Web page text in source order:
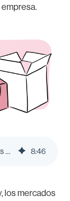
IVA en las exportaciones de bienes y servicios de España - Pleo Blog 8:46
los mercados